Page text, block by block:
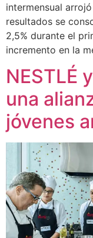
intermensual
resultados se
2,5% durante el
incremento en la
NESTLÉ
una
jóvenes